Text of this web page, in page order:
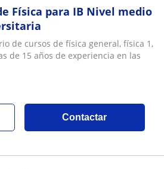
Física para IB Nivel medio
de cursos de física general, física 1,
de 15 años de experiencia en las
Contactar